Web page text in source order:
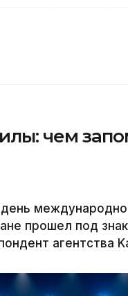
чем
прошел под
агентства